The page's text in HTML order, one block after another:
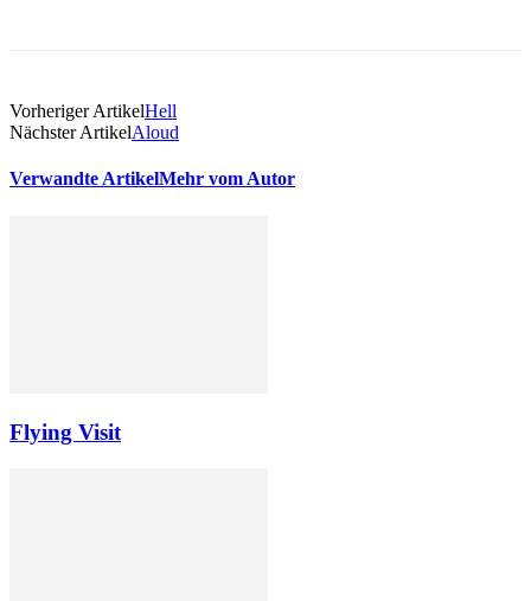
Vorheriger ArtikelHell
Nächster ArtikelAloud
Verwandte ArtikelMehr vom Autor
Flying Visit